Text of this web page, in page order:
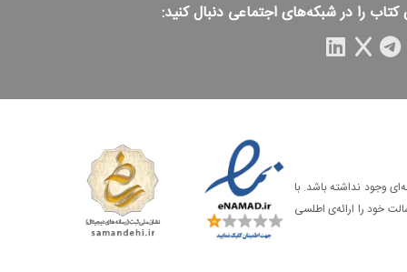
کتاب را در شبکه‌های اجتماعی دنبال کنید:
وجود نداشته باشد. با
خود را ارائه‌ی اطلسی